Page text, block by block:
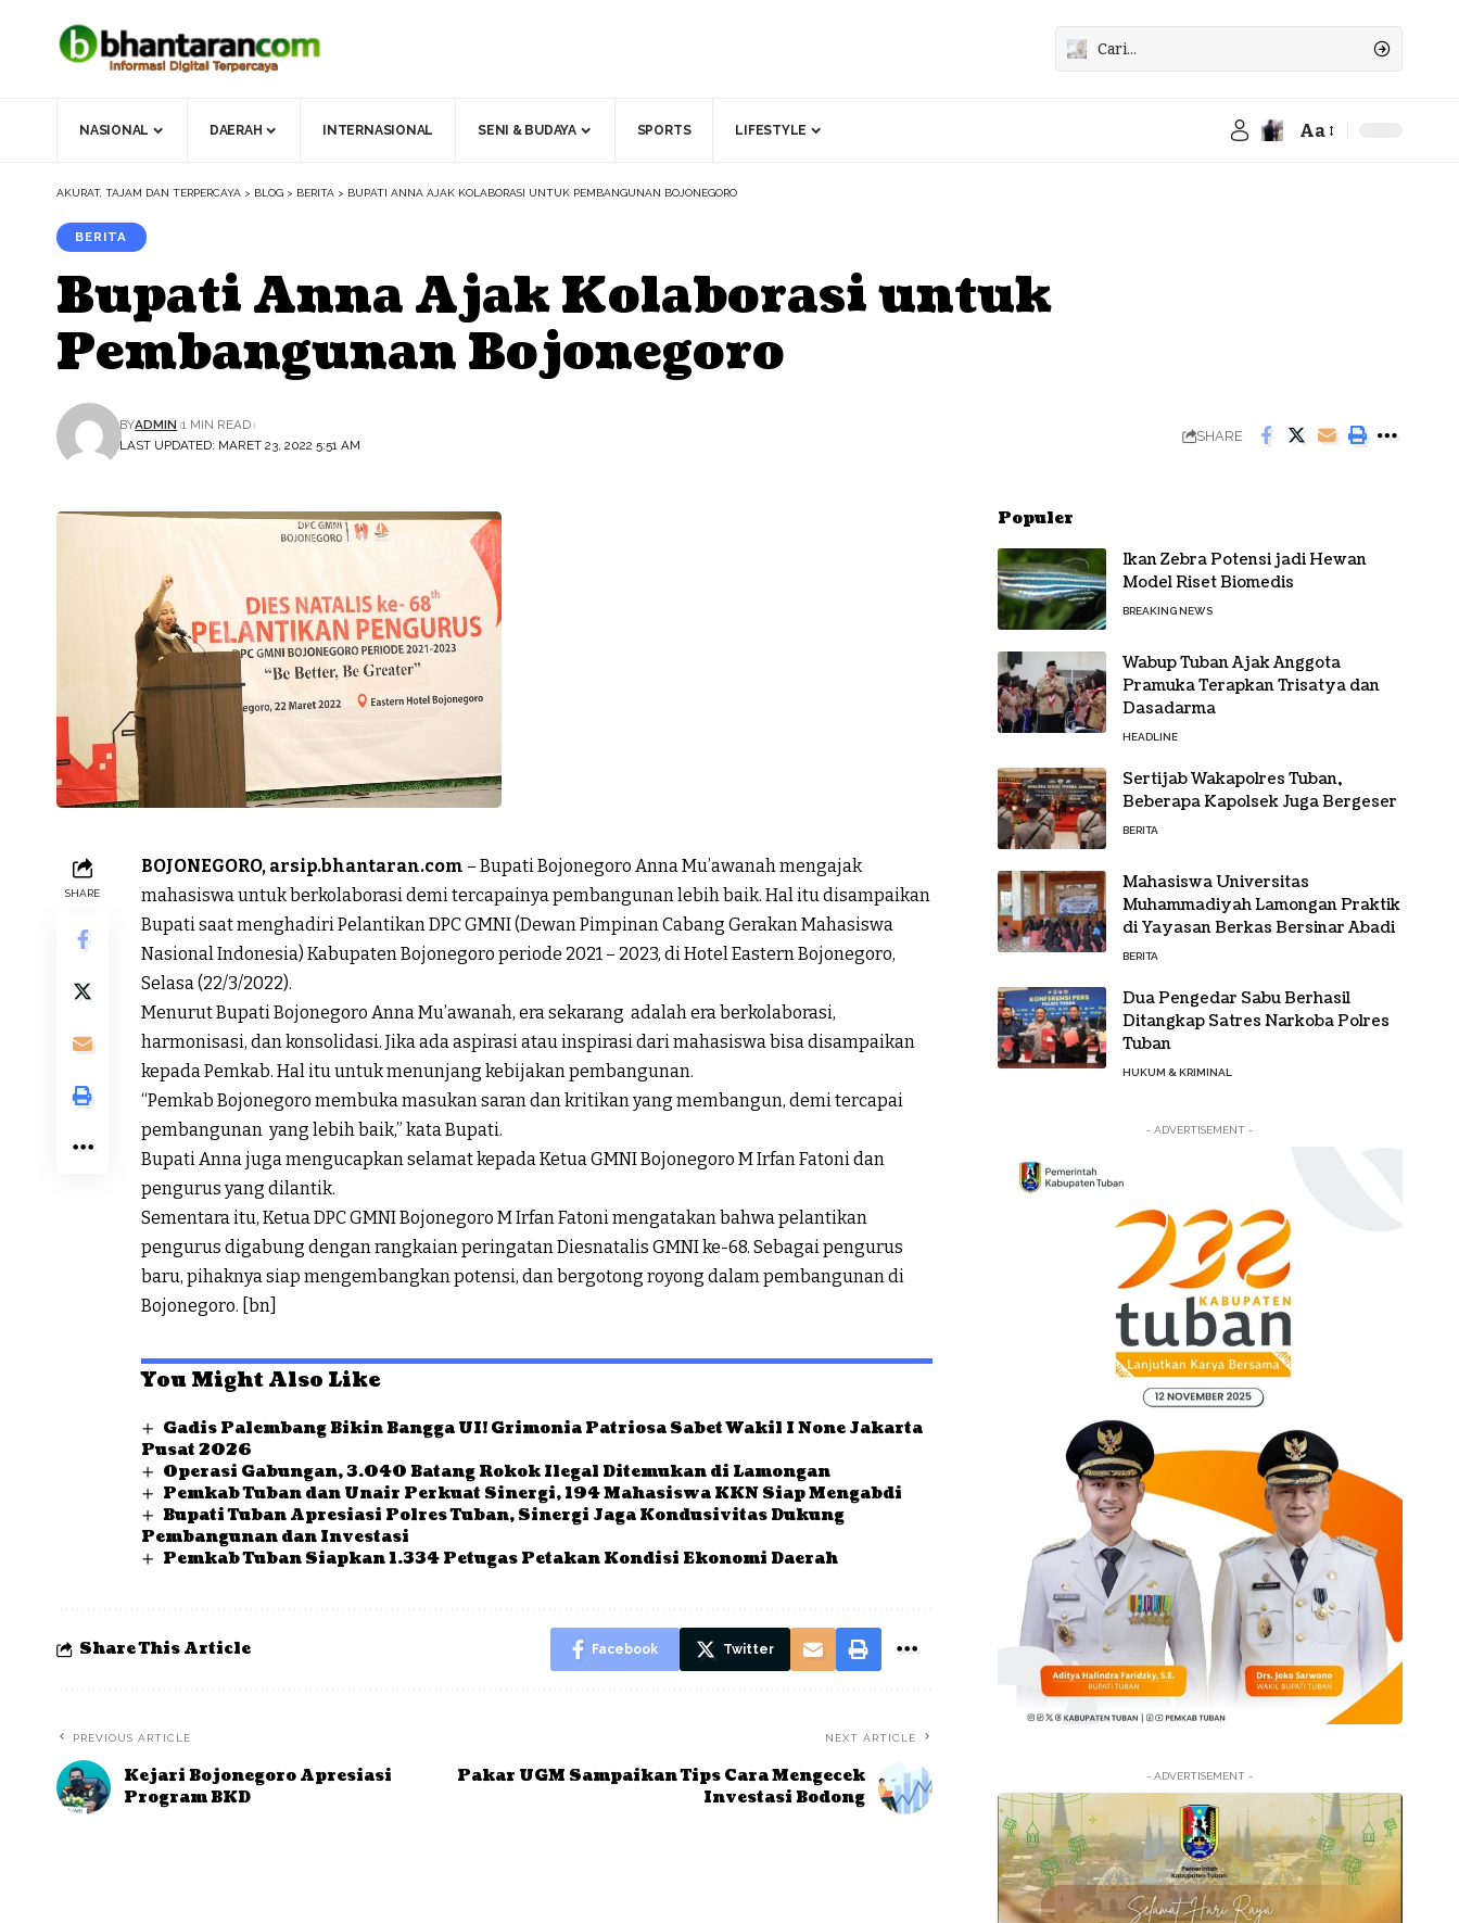
NASIONAL DAERAH INTERNASIONAL SENI & BUDAYA SPORTS LIFESTYLE
Font
Aa
AKURAT, TAJAM DAN TERPERCAYA > BLOG > BERITA > BUPATI ANNA AJAK KOLABORASI UNTUK PEMBANGUNAN BOJONEGORO
BERITA
Bupati Anna Ajak Kolaborasi untuk
Pembangunan Bojonegoro
LAST UPDATED: MARET 23, 2022 5:51 AM
BYADMIN 1 MIN READ
SHARE
SHARE
BOJONEGORO, arsip.bhantaran.com – Bupati Bojonegoro Anna Mu’awanah mengajak
mahasiswa untuk berkolaborasi demi tercapainya pembangunan lebih baik. Hal itu disampaikan
Bupati saat menghadiri Pelantikan DPC GMNI (Dewan Pimpinan Cabang Gerakan Mahasiswa
Nasional Indonesia) Kabupaten Bojonegoro periode 2021 – 2023, di Hotel Eastern Bojonegoro,
Selasa (22/3/2022).
Menurut Bupati Bojonegoro Anna Mu’awanah, era sekarang adalah era berkolaborasi,
harmonisasi, dan konsolidasi. Jika ada aspirasi atau inspirasi dari mahasiswa bisa disampaikan
kepada Pemkab. Hal itu untuk menunjang kebijakan pembangunan.
“Pemkab Bojonegoro membuka masukan saran dan kritikan yang membangun, demi tercapai
pembangunan yang lebih baik,” kata Bupati.
Bupati Anna juga mengucapkan selamat kepada Ketua GMNI Bojonegoro M Irfan Fatoni dan
pengurus yang dilantik.
Sementara itu, Ketua DPC GMNI Bojonegoro M Irfan Fatoni mengatakan bahwa pelantikan
pengurus digabung dengan rangkaian peringatan Diesnatalis GMNI ke-68. Sebagai pengurus
baru, pihaknya siap mengembangkan potensi, dan bergotong royong dalam pembangunan di
Bojonegoro. [bn]
You Might Also Like
Gadis Palembang Bikin Bangga UI! Grimonia Patriosa Sabet Wakil I None Jakarta
Pusat 2026
Operasi Gabungan, 3.040 Batang Rokok Ilegal Ditemukan di Lamongan
Pemkab Tuban dan Unair Perkuat Sinergi, 194 Mahasiswa KKN Siap Mengabdi
Bupati Tuban Apresiasi Polres Tuban, Sinergi Jaga Kondusivitas Dukung
Pembangunan dan Investasi
Pemkab Tuban Siapkan 1.334 Petugas Petakan Kondisi Ekonomi Daerah
Share This Article Facebook Twitter
PREVIOUS ARTICLE
Kejari Bojonegoro Apresiasi
Program BKD
NEXT ARTICLE
Pakar UGM Sampaikan Tips Cara Mengecek
Investasi Bodong
Populer
Ikan Zebra Potensi jadi Hewan
Model Riset Biomedis
BREAKING NEWS
Wabup Tuban Ajak Anggota
Pramuka Terapkan Trisatya dan
Dasadarma
HEADLINE
Sertijab Wakapolres Tuban,
Beberapa Kapolsek Juga Bergeser
BERITA
Mahasiswa Universitas
Muhammadiyah Lamongan Praktik
di Yayasan Berkas Bersinar Abadi
BERITA
Dua Pengedar Sabu Berhasil
Ditangkap Satres Narkoba Polres
Tuban
HUKUM & KRIMINAL
- ADVERTISEMENT -
- ADVERTISEMENT -